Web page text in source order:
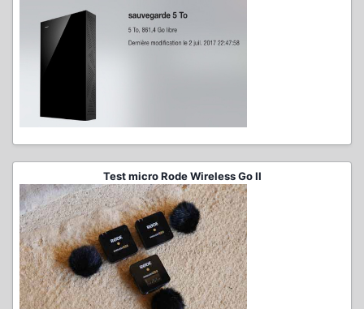
Test micro Rode Wireless Go II